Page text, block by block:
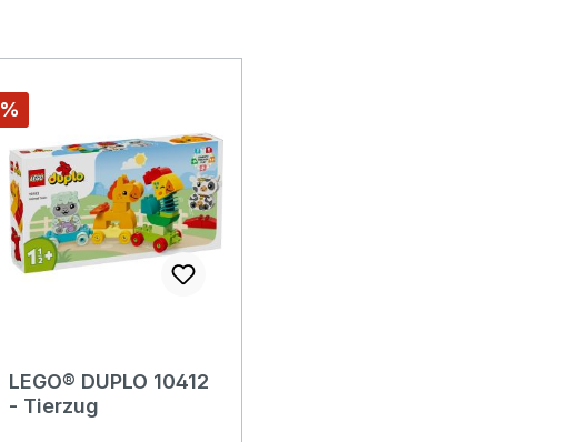
Rabatt
%
LEGO® DUPLO 10412
- Tierzug